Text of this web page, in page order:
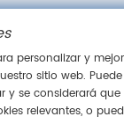
personalizar y
sitio web.
y se considerará
relevantes, o